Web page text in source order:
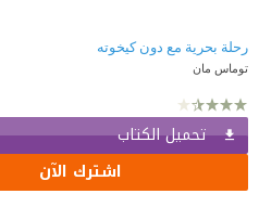
رحلة بحرية مع دون كيخوته
توماس مان
تحميل الكتاب
اشترك الآن